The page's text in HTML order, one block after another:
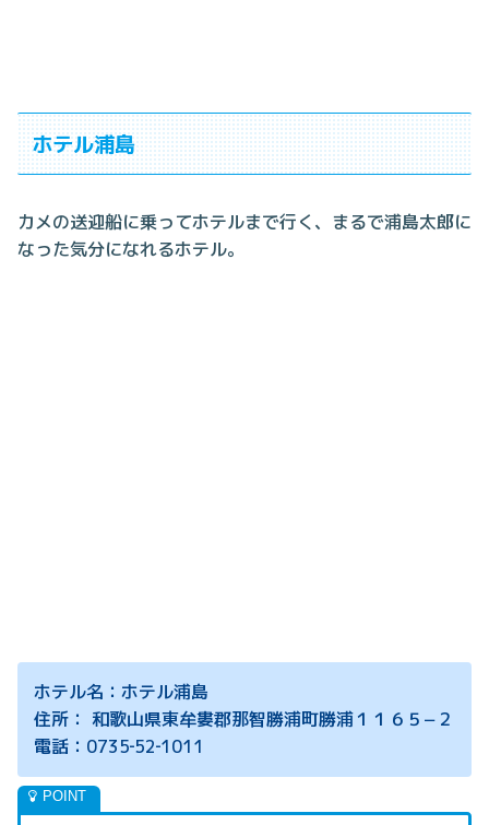
ホテル浦島
カメの送迎船に乗ってホテルまで行く、まるで浦島太郎に
なった気分になれるホテル。
ホテル名：ホテル浦島
住所： 和歌山県東牟婁郡那智勝浦町勝浦１１６５−２
電話：0735‐52‐1011